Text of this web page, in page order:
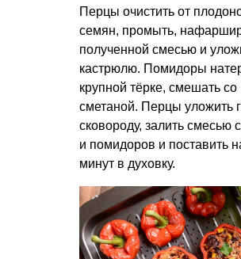
Перцы очистить от
семян, промыть,
полученной смесью и
кастрюлю. Помидоры
крупной тёрке, смешать со
сметаной. Перцы уложить
сковороду, залить смесью
и помидоров и поставить
минут в духовку.